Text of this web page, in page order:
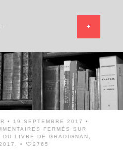
• 19 SEPTEMBRE 2017 •
FERMÉS
SUR
LIVRE DE GRADIGNAN,
• 2765